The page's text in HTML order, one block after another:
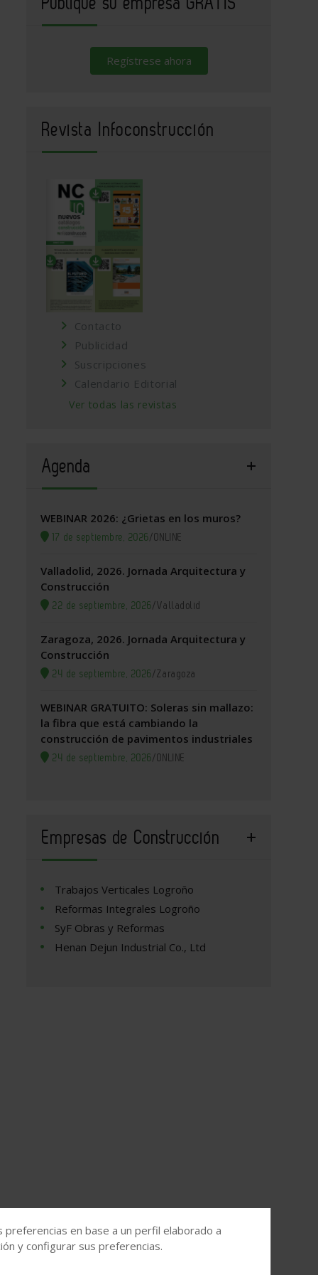
Regístrese ahora
Revista Infoconstrucción
Contacto
Publicidad
Suscripciones
Calendario Editorial
Ver todas las revistas
Agenda
WEBINAR 2026: ¿Grietas en los muros?
17 de septiembre, 2026/ONLINE
Valladolid, 2026. Jornada Arquitectura y
Construcción
22 de septiembre, 2026/Valladolid
Zaragoza, 2026. Jornada Arquitectura y
Construcción
24 de septiembre, 2026/Zaragoza
WEBINAR GRATUITO: Soleras sin mallazo:
la fibra que está cambiando la
construcción de pavimentos industriales
24 de septiembre, 2026/ONLINE
Empresas de Construcción
Trabajos Verticales Logroño
Reformas Integrales Logroño
SyF Obras y Reformas
Henan Dejun Industrial Co., Ltd
en base a un perfil elaborado a
y configurar sus preferencias.